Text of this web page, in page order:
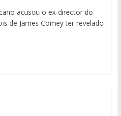
acusou o ex-director do
de James Comey ter revelado